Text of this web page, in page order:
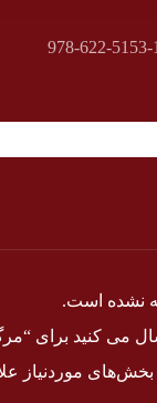
978-622-5153-
نشده است.
می کنید برای
بخش‌های موردنیاز